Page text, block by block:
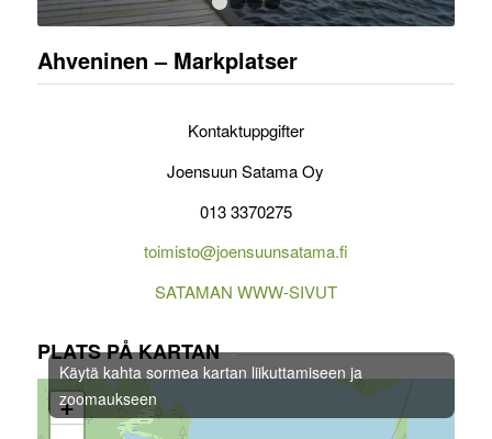
1 2 3 4
Ahveninen – Markplatser
Kontaktuppgifter
Joensuun Satama Oy
013 3370275
toimisto@joensuunsatama.fi
SATAMAN WWW-SIVUT
PLATS PÅ KARTAN
+
Käytä kahta sormea kartan liikuttamiseen ja
zoomaukseen